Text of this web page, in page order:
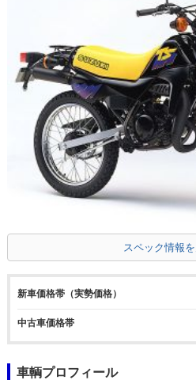
スペック情報
新車価格帯（実勢価格）
中古車価格帯
車輌プロフィール